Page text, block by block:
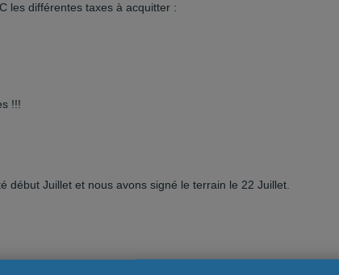
les différentes taxes à acquitter :
!!!
début Juillet et nous avons signé le terrain le 22 Juillet.
le terrain. L'électricité et télecom sont à une trentaine de mètres.